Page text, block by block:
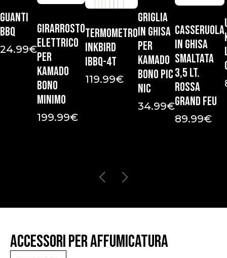
Guanti
bbq
24.99€
Girarrosto
elettrico
per
Kamado
Bono
Minimo
199.99€
Termometro
Inkbird
IBBQ-4T
119.99€
Griglia
in ghisa
per
Kamado
Bono Pic
Nic
34.99€
Casseruola
in ghisa
smaltata
3,5 Lt.
Rossa
Grand Feu
89.99€
Accessori per affumicatura